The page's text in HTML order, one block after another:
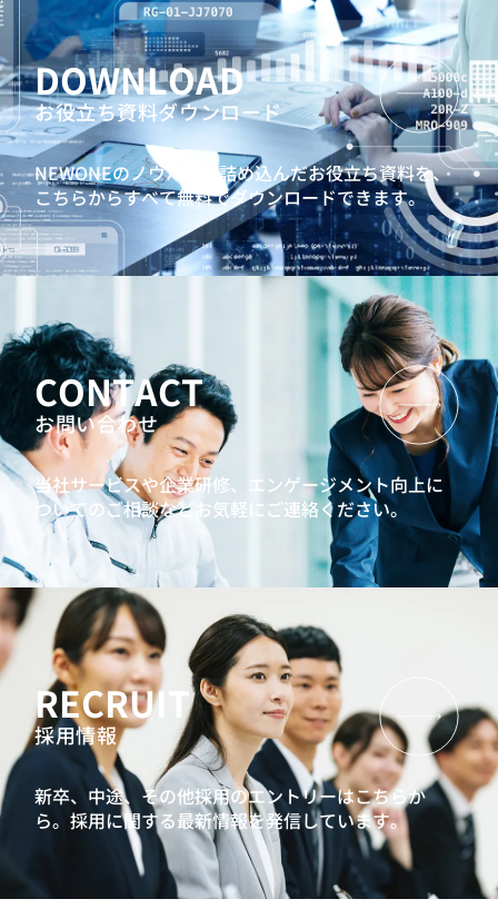
DOWNLOAD
お役立ち資料ダウンロード
NEWONEのノウハウを詰め込んだお役立ち資料を、
こちらからすべて無料でダウンロードできます。
CONTACT
お問い合わせ
当社サービスや企業研修、エンゲージメント向上に
ついてのご相談などお気軽にご連絡ください。
RECRUIT
採用情報
新卒、中途、その他採用のエントリーはこちらか
ら。採用に関する最新情報を発信しています。